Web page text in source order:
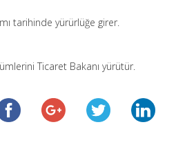
tarihinde yürürlüğe girer.
Ticaret Bakanı yürütür.